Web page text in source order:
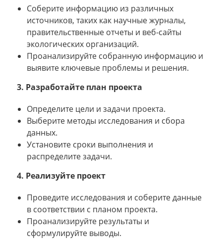
Соберите информацию из различных
источников, таких как научные журналы,
правительственные отчеты и веб-сайты
экологических организаций.
Проанализируйте собранную информацию и
выявите ключевые проблемы и решения.
3. Разработайте план проекта
Определите цели и задачи проекта.
Выберите методы исследования и сбора
данных.
Установите сроки выполнения и
распределите задачи.
4. Реализуйте проект
Проведите исследования и соберите данные
в соответствии с планом проекта.
Проанализируйте результаты и
сформулируйте выводы.